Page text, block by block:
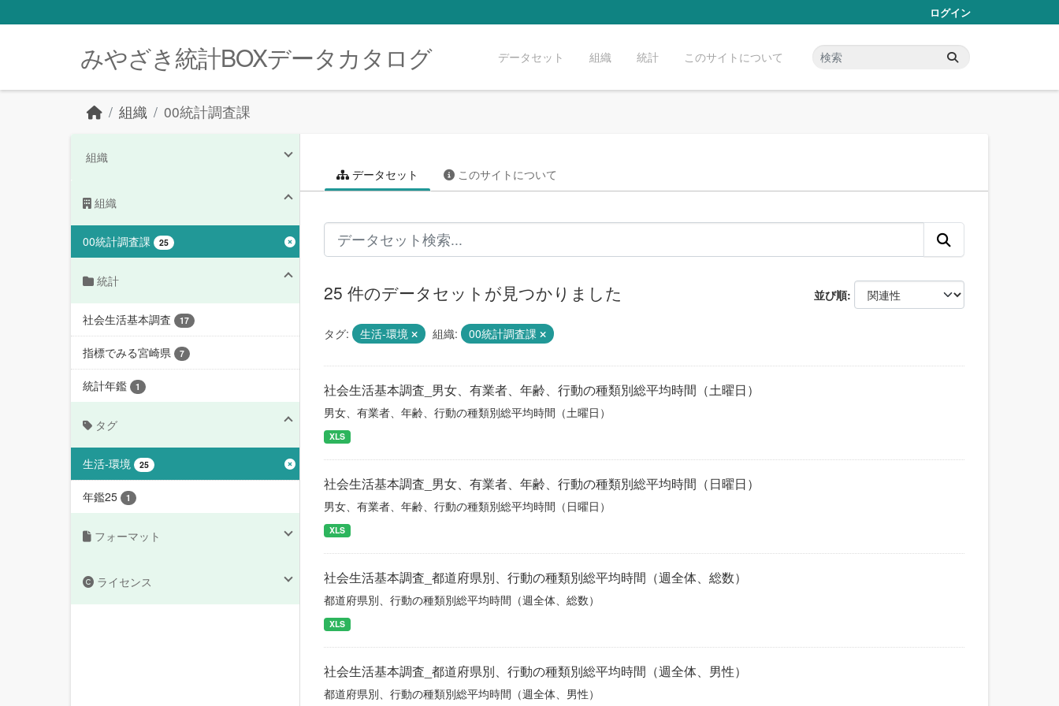
ログイン
みやざき統計BOXデータカタログ データセット 組織 統計 このサイトについて
組織 00統計調査課
組織
組織
00統計調査課 25
統計
社会生活基本調査 17
指標でみる宮崎県 7
統計年鑑 1
タグ
生活-環境 25
年鑑25 1
フォーマット
ライセンス
データセット このサイトについて
並び順
25 件のデータセットが見つかりました
タグ: 生活-環境 組織: 00統計調査課
社会生活基本調査_男女、有業者、年齢、行動の種類別総平均時間（土曜日）
男女、有業者、年齢、行動の種類別総平均時間（土曜日）
XLS
社会生活基本調査_男女、有業者、年齢、行動の種類別総平均時間（日曜日）
男女、有業者、年齢、行動の種類別総平均時間（日曜日）
XLS
社会生活基本調査_都道府県別、行動の種類別総平均時間（週全体、総数）
都道府県別、行動の種類別総平均時間（週全体、総数）
XLS
社会生活基本調査_都道府県別、行動の種類別総平均時間（週全体、男性）
都道府県別、行動の種類別総平均時間（週全体、男性）